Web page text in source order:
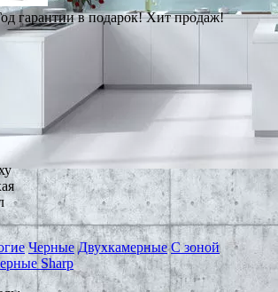
гарантии в подарок!Хит продаж!
Черные Двухкамерные С зоной
Sharp